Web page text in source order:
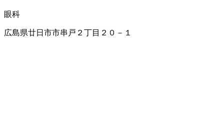
眼科
広島県廿日市市串戸２丁目２０－１